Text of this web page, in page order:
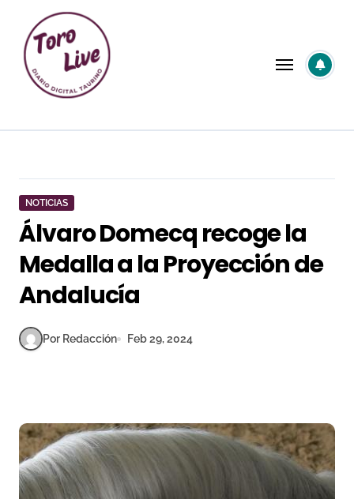
contenido
NOTICIAS
Álvaro Domecq recoge la
Medalla a la Proyección de
Andalucía
Por Redacción Feb 29, 2024